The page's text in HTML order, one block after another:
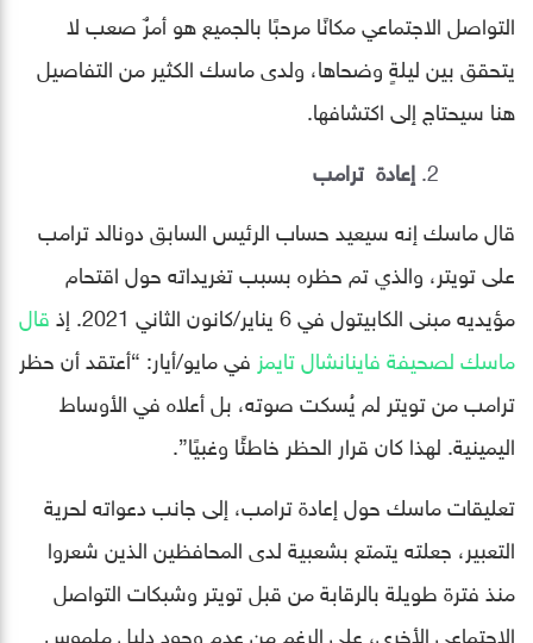
التواصل الاجتماعي مكانًا مرحبًا بالجميع هو أمرٌ صعب لا
يتحقق بين ليلةٍ وضحاها، ولدى ماسك الكثير من التفاصيل
هنا سيحتاج إلى اكتشافها.
إعادة ترامب
قال ماسك إنه سيعيد حساب الرئيس السابق دونالد ترامب
على تويتر، والذي تم حظره بسبب تغريداته حول اقتحام
مؤيديه مبنى الكابيتول في 6 يناير/كانون الثاني 2021. إذ
قال
ماسك لصحيفة فاينانشال تايمز في مايو/أيار: “أعتقد أن حظر
ترامب من تويتر لم يُسكت صوته، بل أعلاه في الأوساط
اليمينية. لهذا كان قرار الحظر خاطئًا وغبيًا”.
تعليقات ماسك حول إعادة ترامب، إلى جانب دعواته لحرية
التعبير، جعلته يتمتع بشعبية لدى المحافظين الذين شعروا
منذ فترة طويلة بالرقابة من قبل تويتر وشبكات التواصل
الاجتماعي الأخرى، على الرغم من عدم وجود دليل ملموس